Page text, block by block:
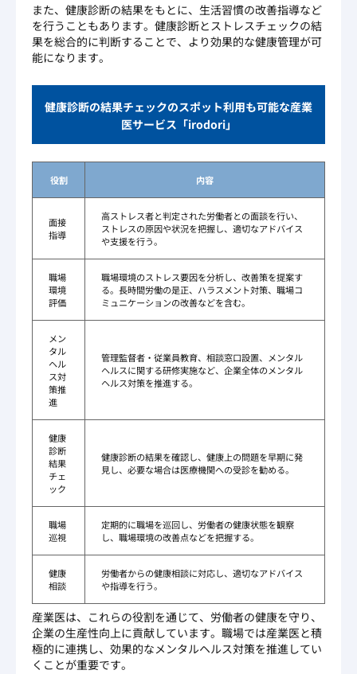
また、健康診断の結果をもとに、生活習慣の改善指導など
を行うこともあります。健康診断とストレスチェックの結
果を総合的に判断することで、より効果的な健康管理が可
能になります。
健康診断の結果チェックのスポット利用も可能な産業
医サービス「irodori」
役割 内容
面接
指導
高ストレス者と判定された労働者との面談を行い、
ストレスの原因や状況を把握し、適切なアドバイス
や支援を行う。
職場
環境
評価
職場環境のストレス要因を分析し、改善策を提案す
る。長時間労働の是正、ハラスメント対策、職場コ
ミュニケーションの改善などを含む。
メン
タル
ヘル
ス対
策推
進
管理監督者・従業員教育、相談窓口設置、メンタル
ヘルスに関する研修実施など、企業全体のメンタル
ヘルス対策を推進する。
健康
診断
結果
チェ
ック
健康診断の結果を確認し、健康上の問題を早期に発
見し、必要な場合は医療機関への受診を勧める。
職場
巡視
定期的に職場を巡回し、労働者の健康状態を観察
し、職場環境の改善点などを把握する。
健康
相談
労働者からの健康相談に対応し、適切なアドバイス
や指導を行う。
産業医は、これらの役割を通じて、労働者の健康を守り、
企業の生産性向上に貢献しています。職場では産業医と積
極的に連携し、効果的なメンタルヘルス対策を推進してい
くことが重要です。